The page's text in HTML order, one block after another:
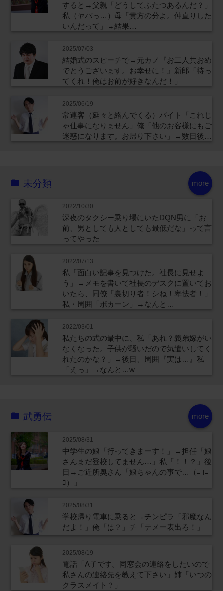
すると→父親「どうしてふたつあるんだ？」
私（ヤバっ…）母「貴方の分よ。仲直りした
いんだって」→結果…
2025/07/03
結婚式のスピーチで→元カノ『お二人共おめ
でとうございます。お幸せに！』新郎「待っ
てくれ！俺はお前が好きなんだ！」
2025/06/19
常連客（延々と絡んでくる）バイト「これじ
ゃ仕事になりません」俺「他のお客様にもご
迷惑になります。お帰り下さい」→数日後…
more
未分類
2022/10/30
深夜のタクシー乗り場にいたDQN男に「お
前、男としても人としても最低だな」って言
ってやった
2022/07/13
私「面白い記事を見つけた。社長に見せよ
う」→メモを書いて社長のデスクに置いてお
いたら、同僚「裏切り者！シね！卑怯者！」
私・周囲「ポカーン」→なんと…
2022/03/01
私たちの式の最中に、私「あれ？義弟嫁がい
なくなった。子供が騒いだので気遣いしてく
れたのかな？」→後日、周囲『実は…』私
「えっ」→なんと…w
more
武勇伝
2025/08/31
中学生の娘「行ってきまーす！」→担任「娘
さんまだ登校してません…」私「！！？」後
日→ご近所奥さん「娘ちゃんの事で…（ﾆｺﾆ
ｺ）」
2025/08/31
学校帰り電車に乗ると→チンピラ「邪魔なん
だよ！」俺「は？」チ「テメー表出ろ！」
2025/08/19
電話「A子です。同窓会の連絡をしたいので
私さんの連絡先を教えて下さい」姉「いつの
クラスメイト？」